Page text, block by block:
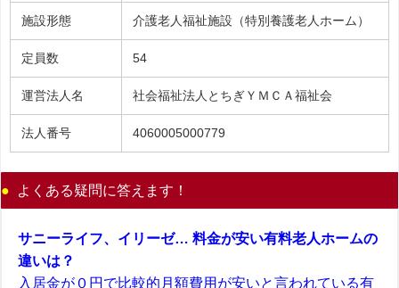
施設形態 介護老人福祉施設（特別養護老人ホーム）
定員数 54
運営法人名 社会福祉法人とちぎＹＭＣＡ福祉会
法人番号 4060005000779
よくある疑問に答えます！
サニーライフ、イリーゼ… 料金が安い有料老人ホームの
違いは？
入居金が０円で比較的月額費用が安いと言われている有